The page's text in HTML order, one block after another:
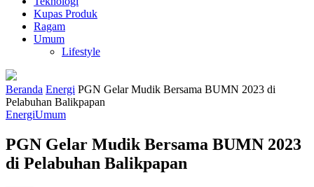
Kupas Produk
Ragam
Umum
Lifestyle
Beranda Energi PGN Gelar Mudik Bersama BUMN 2023 di
Pelabuhan Balikpapan
EnergiUmum
PGN Gelar Mudik Bersama BUMN 2023
di Pelabuhan Balikpapan